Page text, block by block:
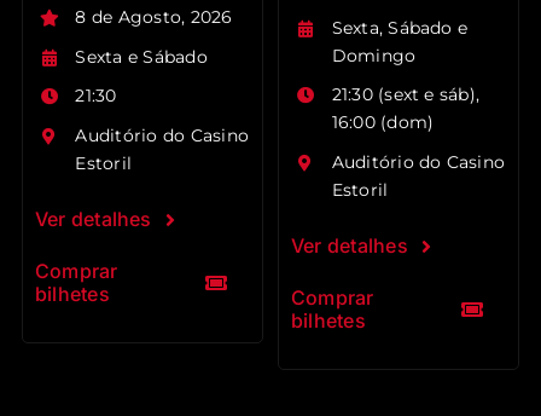
8 de Agosto, 2026
Sexta e Sábado
21:30
Auditório do Casino
Estoril
Ver detalhes
Comprar
bilhetes
Sexta, Sábado e
Domingo
21:30 (sext e sáb),
16:00 (dom)
Auditório do Casino
Estoril
Ver detalhes
Comprar
bilhetes